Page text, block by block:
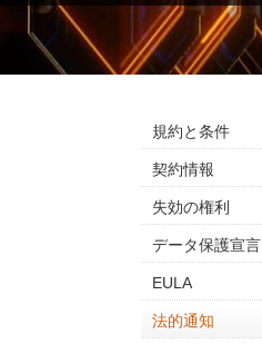
規約と条件
契約情報
失効の権利
データ保護宣言
EULA
法的通知